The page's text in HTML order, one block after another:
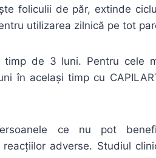
foliculii de păr, extinde
utilizarea zilnică pe tot
timp de 3 luni. Pentru cele
în același timp cu
ce nu pot
adverse. Studiul